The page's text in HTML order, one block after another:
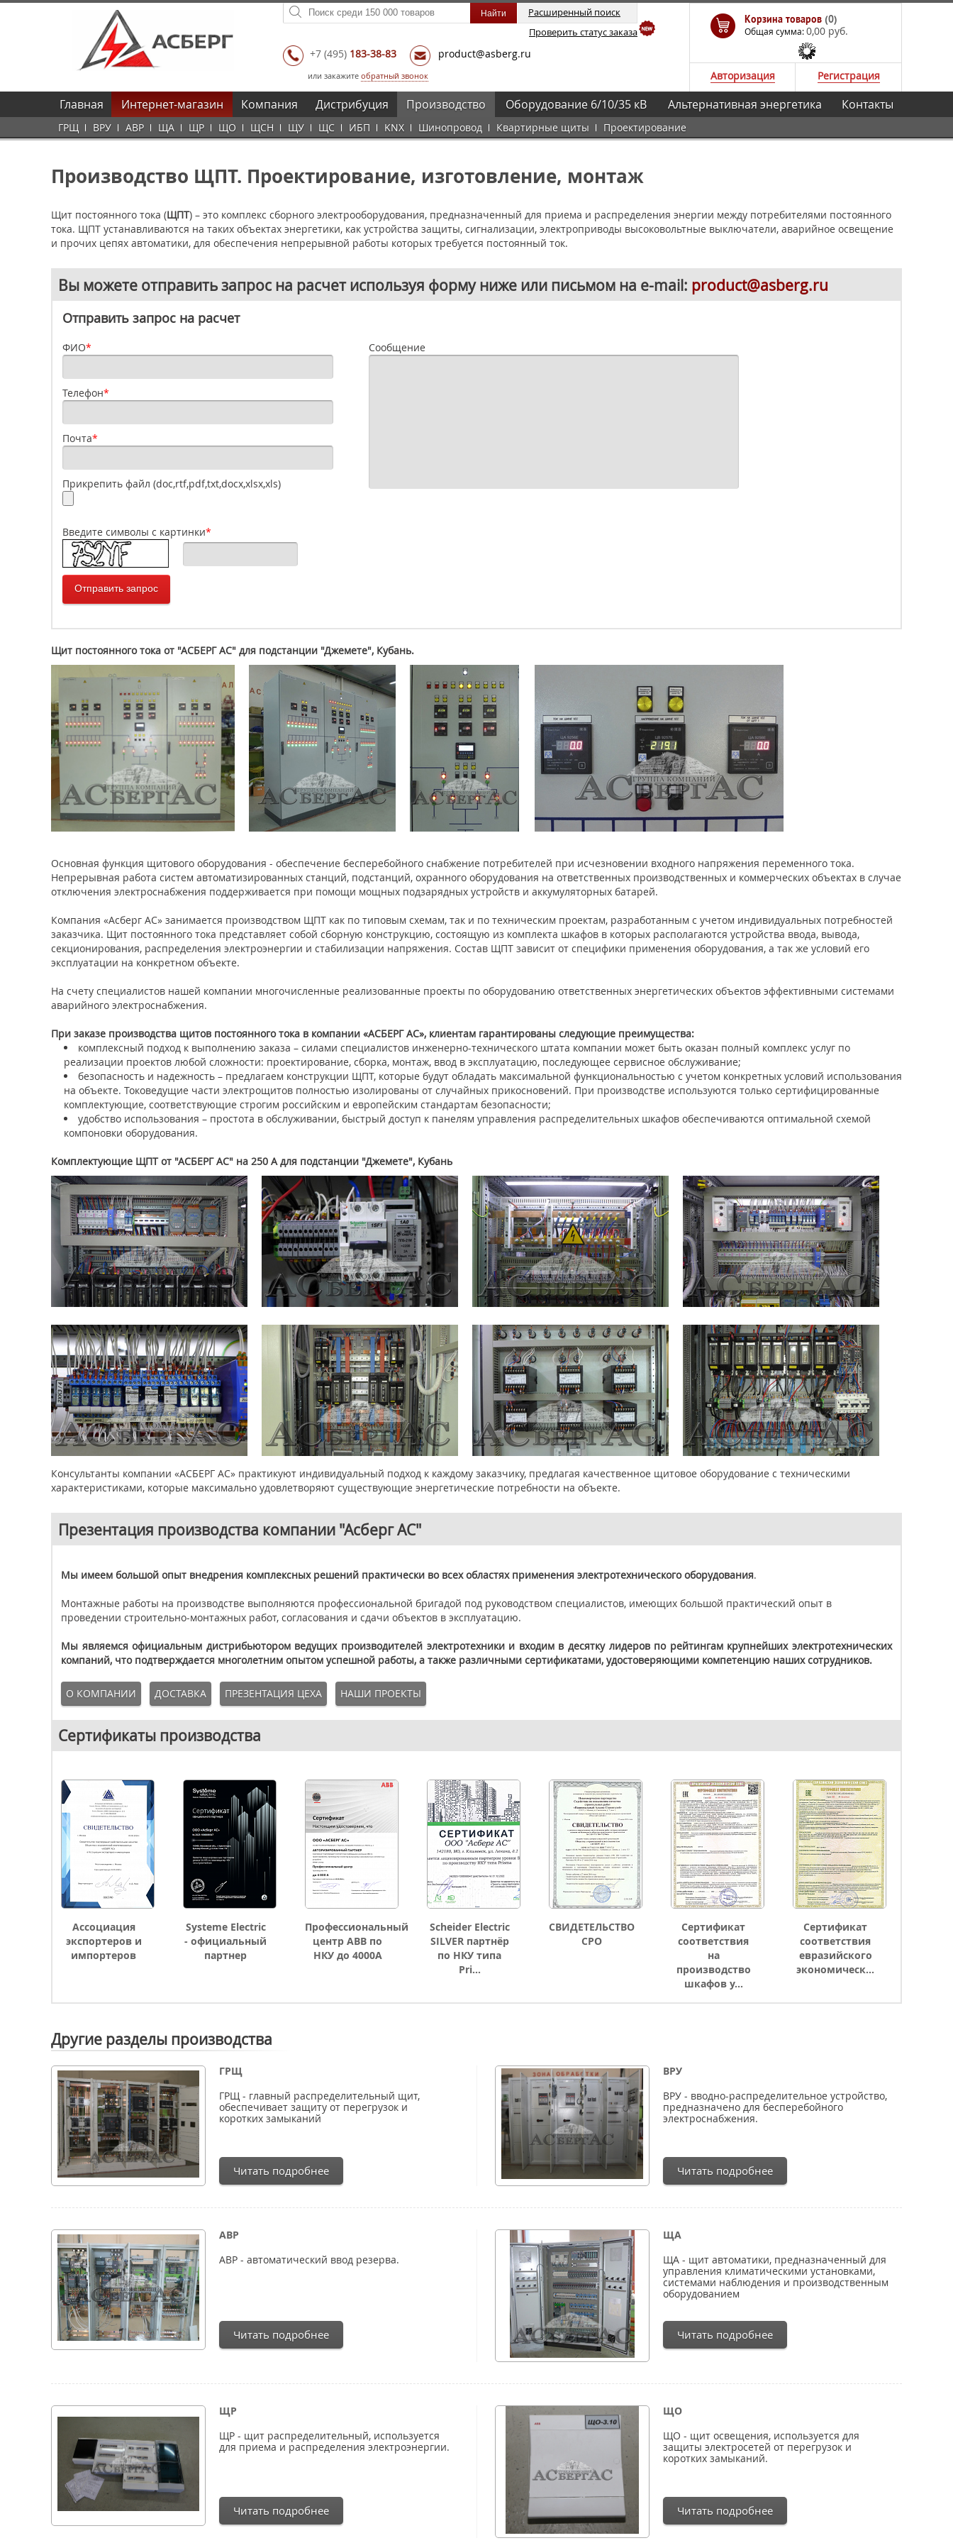
Расширенный поиск
Проверить статус заказа
+7 (495) 183-38-83 product@asberg.ru
или закажите обратный звонок
Корзина товаров (0)
Общая сумма:0,00 руб.
Авторизация Регистрация
Главная Интернет-магазин Компания Дистрибуция Производство
ГРЩ ВРУ АВР ЩА ЩР ЩО ЩСН ЩУ ЩС ИБП KNX Шинопровод Квартирные щиты Проектирование
Оборудование 6/10/35 кВ Альтернативная энергетика Контакты
Производство ЩПТ. Проектирование, изготовление, монтаж
Щит постоянного тока (ЩПТ) – это комплекс сборного электрооборудования, предназначенный для приема и распределения энергии между потребителями постоянного
тока. ЩПТ устанавливаются на таких объектах энергетики, как устройства защиты, сигнализации, электроприводы высоковольтные выключатели, аварийное освещение
и прочих цепях автоматики, для обеспечения непрерывной работы которых требуется постоянный ток.
Вы можете отправить запрос на расчет используя форму ниже или письмом на e-mail: product@asberg.ru
Отправить запрос на расчет
ФИО*
Телефон*
Почта*
Прикрепить файл (doc,rtf,pdf,txt,docx,xlsx,xls)
Сообщение
Введите символы с картинки*
Щит постоянного тока от "АСБЕРГ АС" для подстанции "Джемете", Кубань.
Основная функция щитового оборудования - обеспечение бесперебойного снабжение потребителей при исчезновении входного напряжения переменного тока.
Непрерывная работа систем автоматизированных станций, подстанций, охранного оборудования на ответственных производственных и коммерческих объектах в случае
отключения электроснабжения поддерживается при помощи мощных подзарядных устройств и аккумуляторных батарей.
Компания «Асберг АС» занимается производством ЩПТ как по типовым схемам, так и по техническим проектам, разработанным с учетом индивидуальных потребностей
заказчика. Щит постоянного тока представляет собой сборную конструкцию, состоящую из комплекта шкафов в которых располагаются устройства ввода, вывода,
секционирования, распределения электроэнергии и стабилизации напряжения. Состав ЩПТ зависит от специфики применения оборудования, а так же условий его
эксплуатации на конкретном объекте.
На счету специалистов нашей компании многочисленные реализованные проекты по оборудованию ответственных энергетических объектов эффективными системами
аварийного электроснабжения.
При заказе производства щитов постоянного тока в компании «АСБЕРГ АС», клиентам гарантированы следующие преимущества:
комплексный подход к выполнению заказа – силами специалистов инженерно-технического штата компании может быть оказан полный комплекс услуг по
реализации проектов любой сложности: проектирование, сборка, монтаж, ввод в эксплуатацию, последующее сервисное обслуживание;
безопасность и надежность – предлагаем конструкции ЩПТ, которые будут обладать максимальной функциональностью с учетом конкретных условий использования
на объекте. Токоведущие части электрощитов полностью изолированы от случайных прикосновений. При производстве используются только сертифицированные
комплектующие, соответствующие строгим российским и европейским стандартам безопасности;
удобство использования – простота в обслуживании, быстрый доступ к панелям управления распределительных шкафов обеспечиваются оптимальной схемой
компоновки оборудования.
Комплектующие ЩПТ от "АСБЕРГ АС" на 250 А для подстанции "Джемете", Кубань
Консультанты компании «АСБЕРГ АС» практикуют индивидуальный подход к каждому заказчику, предлагая качественное щитовое оборудование с техническими
характеристиками, которые максимально удовлетворяют существующие энергетические потребности на объекте.
Презентация производства компании "Асберг АС"
Мы имеем большой опыт внедрения комплексных решений практически во всех областях применения электротехнического оборудования.
Монтажные работы на производстве выполняются профессиональной бригадой под руководством специалистов, имеющих большой практический опыт в
проведении строительно-монтажных работ, согласования и сдачи объектов в эксплуатацию.
Мы являемся официальным дистрибьютором ведущих производителей электротехники и входим в десятку лидеров по рейтингам крупнейших электротехнических
компаний, что подтверждается многолетним опытом успешной работы, а также различными сертификатами, удостоверяющими компетенцию наших сотрудников.
О КОМПАНИИ ДОСТАВКА ПРЕЗЕНТАЦИЯ ЦЕХА НАШИ ПРОЕКТЫ
Сертификаты производства
Ассоциация
экспортеров и
импортеров
Systeme Electric
- официальный
партнер
Профессиональный
центр ABB по
НКУ до 4000А
Scheider Electric
SILVER партнёр
по НКУ типа
Pri...
СВИДЕТЕЛЬСТВО
СРО
Сертификат
соответствия
на
производство
шкафов у...
Сертификат
соответствия
евразийского
экономическ...
Другие разделы производства
ГРЩ
ГРЩ - главный распределительный щит,
обеспечивает защиту от перегрузок и
коротких замыканий
Читать подробнее
ВРУ
ВРУ - вводно-распределительное устройство,
предназначено для бесперебойного
электроснабжения.
Читать подробнее
АВР
АВР - автоматический ввод резерва.
Читать подробнее
ЩА
ЩА - щит автоматики, предназначенный для
управления климатическими установками,
системами наблюдения и производственным
оборудованием
Читать подробнее
ЩР
ЩР - щит распределительный, используется
для приема и распределения электроэнергии.
Читать подробнее
ЩО
ЩО - щит освещения, используется для
защиты электросетей от перегрузок и
коротких замыканий.
Читать подробнее